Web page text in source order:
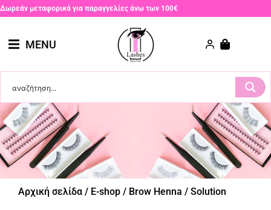
Δωρεάν μεταφορικά για παραγγελίες άνω των 100€
MENU
Αρχική σελίδα / E-shop / Brow Henna / Solution